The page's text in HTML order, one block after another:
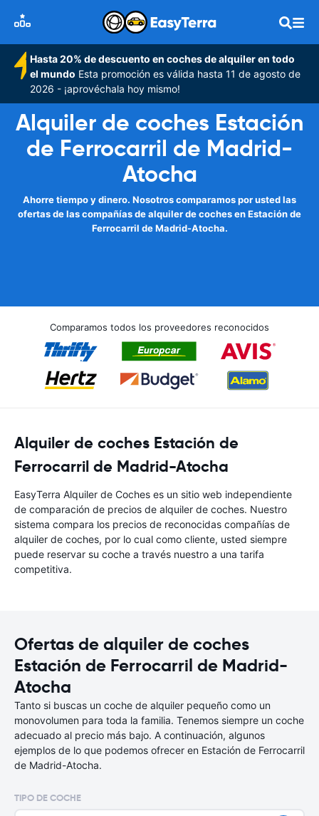
Hasta 20% de descuento en coches de alquiler en todo
el mundo Esta promoción es válida hasta 11 de agosto de
2026 - ¡aprovéchala hoy mismo!
Alquiler de coches Estación
de Ferrocarril de Madrid-
Atocha
Ahorre tiempo y dinero. Nosotros comparamos por usted las
ofertas de las compañías de alquiler de coches en Estación de
Ferrocarril de Madrid-Atocha.
Comparamos todos los proveedores reconocidos
Alquiler de coches Estación de
Ferrocarril de Madrid-Atocha
EasyTerra Alquiler de Coches es un sitio web independiente
de comparación de precios de alquiler de coches. Nuestro
sistema compara los precios de reconocidas compañías de
alquiler de coches, por lo cual como cliente, usted siempre
puede reservar su coche a través nuestro a una tarifa
competitiva.
Ofertas de alquiler de coches
Estación de Ferrocarril de Madrid-
Atocha
Tanto si buscas un coche de alquiler pequeño como un
monovolumen para toda la familia. Tenemos siempre un coche
adecuado al precio más bajo. A continuación, algunos
ejemplos de lo que podemos ofrecer en Estación de Ferrocarril
de Madrid-Atocha.
TIPO DE COCHE